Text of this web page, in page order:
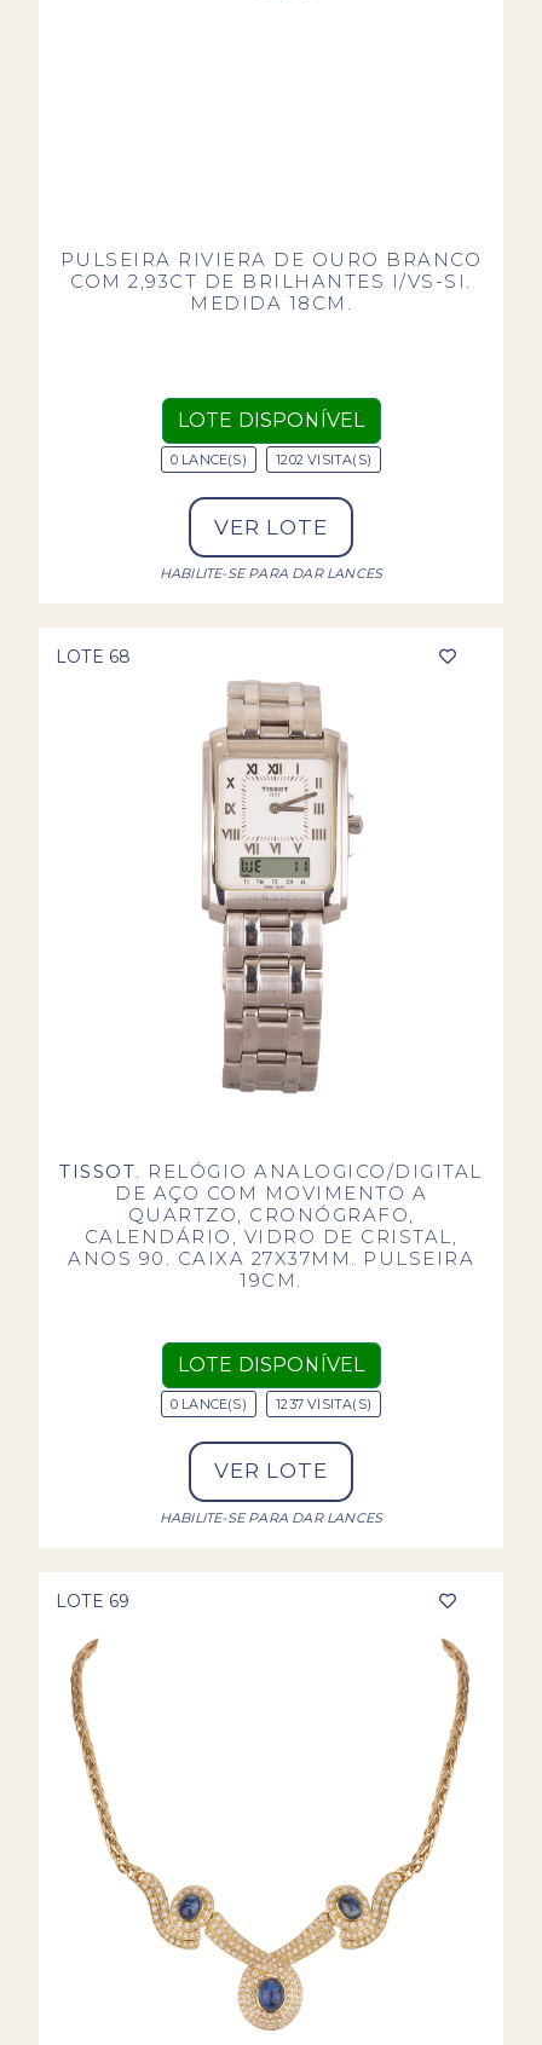
PULSEIRA RIVIERA DE OURO BRANCO
COM 2,93CT DE BRILHANTES I/VS-SI.
MEDIDA 18CM.
LOTE DISPONÍVEL
0 LANCE(S) 1202 VISITA(S)
VER LOTE
HABILITE-SE PARA DAR LANCES
LOTE 68
TISSOT . RELÓGIO ANALOGICO/DIGITAL
DE AÇO COM MOVIMENTO A
QUARTZO, CRONÓGRAFO,
CALENDÁRIO, VIDRO DE CRISTAL,
ANOS 90. CAIXA 27X37MM. PULSEIRA
19CM.
LOTE DISPONÍVEL
0 LANCE(S) 1237 VISITA(S)
VER LOTE
HABILITE-SE PARA DAR LANCES
LOTE 69